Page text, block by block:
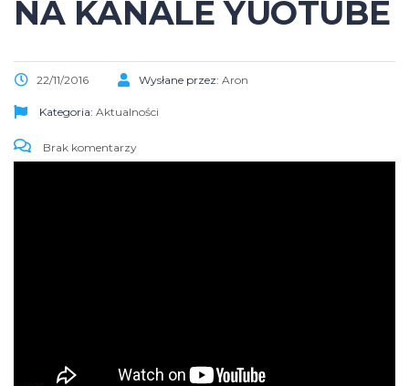
NA KANALE YUOTUBE
22/11/2016 Wysłane przez: Aron
Kategoria: Aktualności
Brak komentarzy